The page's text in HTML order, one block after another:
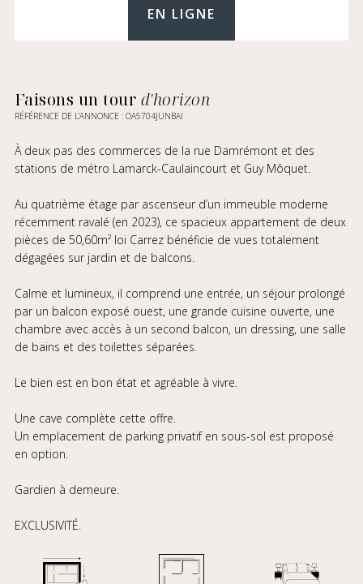
EN LIGNE
Faisons un tour d'horizon
RÉFÉRENCE DE L’ANNONCE : OA5704JUNBAI
À deux pas des commerces de la rue Damrémont et des
stations de métro Lamarck-Caulaincourt et Guy Môquet.
Au quatrième étage par ascenseur d’un immeuble moderne
récemment ravalé (en 2023), ce spacieux appartement de deux
pièces de 50,60m² loi Carrez bénéficie de vues totalement
dégagées sur jardin et de balcons.
Calme et lumineux, il comprend une entrée, un séjour prolongé
par un balcon exposé ouest, une grande cuisine ouverte, une
chambre avec accès à un second balcon, un dressing, une salle
de bains et des toilettes séparées.
Le bien est en bon état et agréable à vivre.
Une cave complète cette offre.
Un emplacement de parking privatif en sous-sol est proposé
en option.
Gardien à demeure.
EXCLUSIVITÉ.